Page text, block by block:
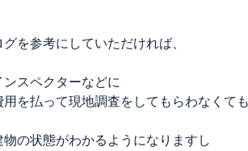
グを参考にしていただければ、
ンスペクターなどに
用を払って現地調査をしてもらわなくても
物の状態がわかるようになりますし